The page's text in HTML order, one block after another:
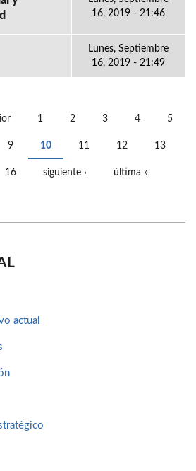
16, 2019 - 21:46
Lunes, Septiembre
16, 2019 - 21:49
1 2 3 4 5
9 10 11 12 13
16 siguiente › última »
actual